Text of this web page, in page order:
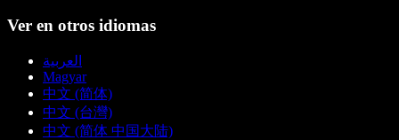
Ver en otros idiomas
العربية
Magyar
中文 (简体)
中文 (台灣)
中文 (简体 中国大陆)